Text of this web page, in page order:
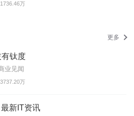
1736.46万
更多
有钛度
业见闻
3737.20万
新IT资讯